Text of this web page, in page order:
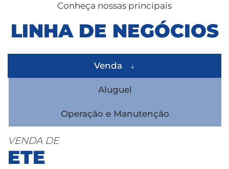
Conheça nossas principais
LINHA DE NEGÓCIOS
Venda
Aluguel
Operação e Manutenção
VENDA DE
ETE